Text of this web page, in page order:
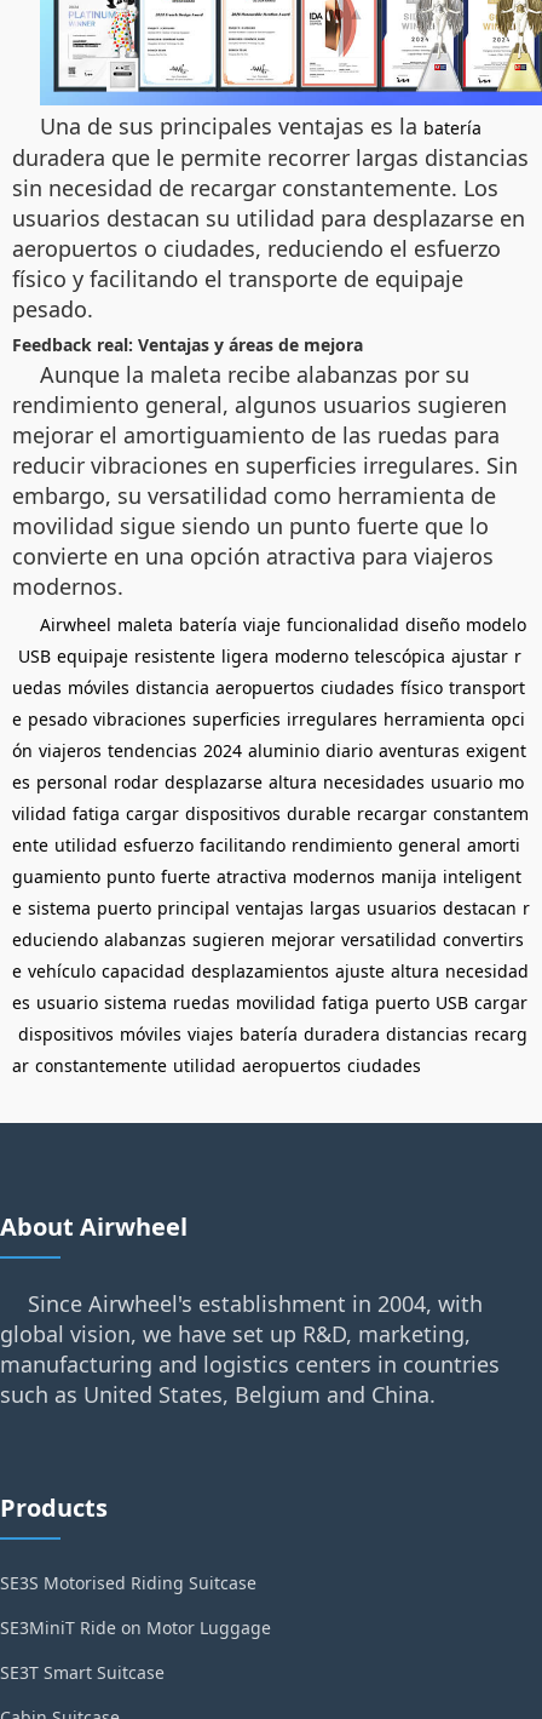
Una de sus principales ventajas es la batería
duradera que le permite recorrer largas distancias
sin necesidad de recargar constantemente. Los
usuarios destacan su utilidad para desplazarse en
aeropuertos o ciudades, reduciendo el esfuerzo
físico y facilitando el transporte de equipaje
pesado.
Feedback real: Ventajas y áreas de mejora
Aunque la maleta recibe alabanzas por su
rendimiento general, algunos usuarios sugieren
mejorar el amortiguamiento de las ruedas para
reducir vibraciones en superficies irregulares. Sin
embargo, su versatilidad como herramienta de
movilidad sigue siendo un punto fuerte que lo
convierte en una opción atractiva para viajeros
modernos.
Airwheel maleta batería viaje funcionalidad diseño modelo
USB equipaje resistente ligera moderno telescópica ajustar r
uedas móviles distancia aeropuertos ciudades físico transport
e pesado vibraciones superficies irregulares herramienta opci
ón viajeros tendencias 2024 aluminio diario aventuras exigent
es personal rodar desplazarse altura necesidades usuario mo
vilidad fatiga cargar dispositivos durable recargar constantem
ente utilidad esfuerzo facilitando rendimiento general amorti
guamiento punto fuerte atractiva modernos manija inteligent
e sistema puerto principal ventajas largas usuarios destacan r
educiendo alabanzas sugieren mejorar versatilidad convertirs
e vehículo capacidad desplazamientos ajuste altura necesidad
es usuario sistema ruedas movilidad fatiga puerto USB cargar
dispositivos móviles viajes batería duradera distancias recarg
ar constantemente utilidad aeropuertos ciudades
About Airwheel
Since Airwheel's establishment in 2004, with
global vision, we have set up R&D, marketing,
manufacturing and logistics centers in countries
such as United States, Belgium and China.
Products
SE3S Motorised Riding Suitcase
SE3MiniT Ride on Motor Luggage
SE3T Smart Suitcase